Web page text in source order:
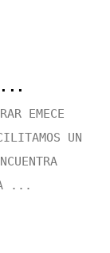
EMECE
UN
...